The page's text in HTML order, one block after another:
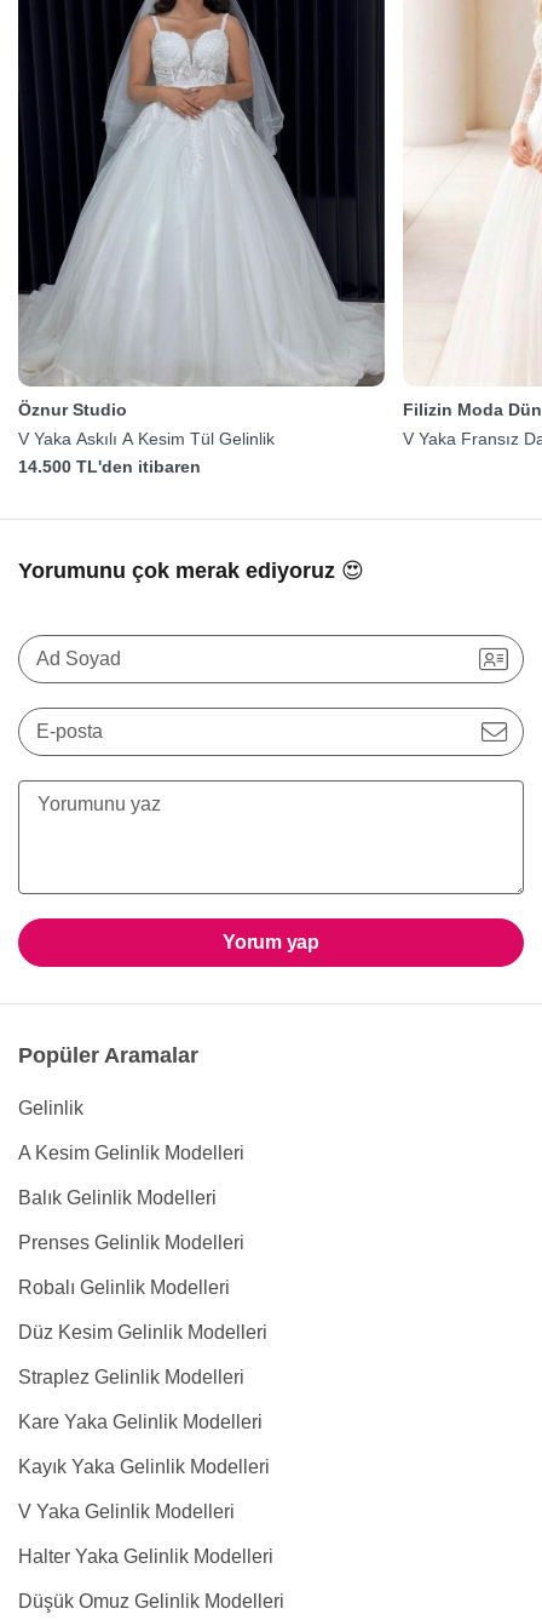
Öznur Studio
V Yaka Askılı A Kesim Tül Gelinlik
14.500 TL'den itibaren
Filizin Moda
V Yaka Fransız
Yorumunu çok merak ediyoruz 😍
Ad Soyad
E-posta
Yorum yap
Popüler Aramalar
Gelinlik
A Kesim Gelinlik Modelleri
Balık Gelinlik Modelleri
Prenses Gelinlik Modelleri
Robalı Gelinlik Modelleri
Düz Kesim Gelinlik Modelleri
Straplez Gelinlik Modelleri
Kare Yaka Gelinlik Modelleri
Kayık Yaka Gelinlik Modelleri
V Yaka Gelinlik Modelleri
Halter Yaka Gelinlik Modelleri
Düşük Omuz Gelinlik Modelleri